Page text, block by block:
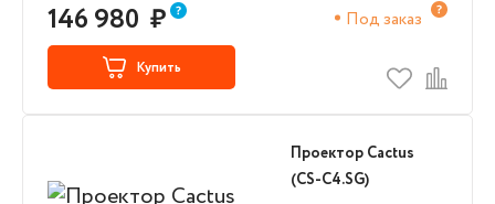
146 980 ₽ Под заказ
Купить
Проектор Cactus
(CS-C4.SG)